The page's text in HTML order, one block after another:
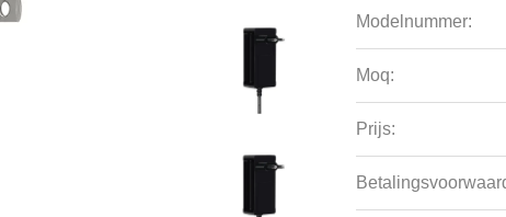
Modelnummer:
Moq:
Prijs: